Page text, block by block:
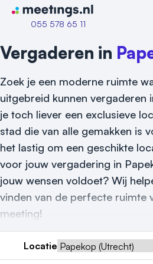
Naar home van Meetings
055 578 65 11
Vraag locatie aan
Vergaderen in
Zoek je een moderne ruimte
uitgebreid kunnen vergaderen
je toch liever een exclusieve
stad die van alle gemakken is
het lastig om een geschikte
voor jouw vergadering in
jouw wensen voldoet? Wij
vinden van de perfecte ruimte
meeting!
Locatie